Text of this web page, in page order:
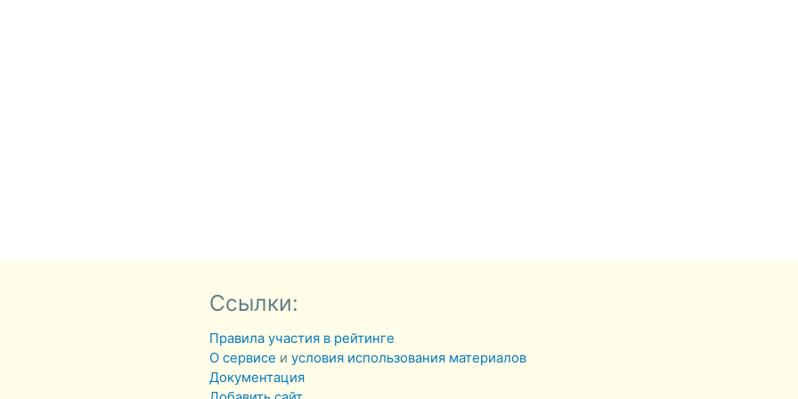
Ссылки:
Правила участия в рейтинге
О сервисе иусловия использования материалов
Документация